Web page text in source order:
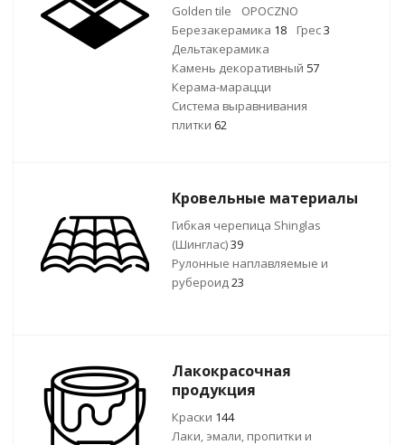
Golden tile
OPOCZNO
Березакерамика 18 Грес3
Дельтакерамика
Камень декоративный 57
Керама-марацци
Система выравнивания
плитки 62
Кровельные материалы
Гибкая черепица Shinglas
(Шинглас)39
Рулонные наплавляемые и
рубероид23
Лакокрасочная
продукция
Краски 144
Лаки, эмали, пропитки и